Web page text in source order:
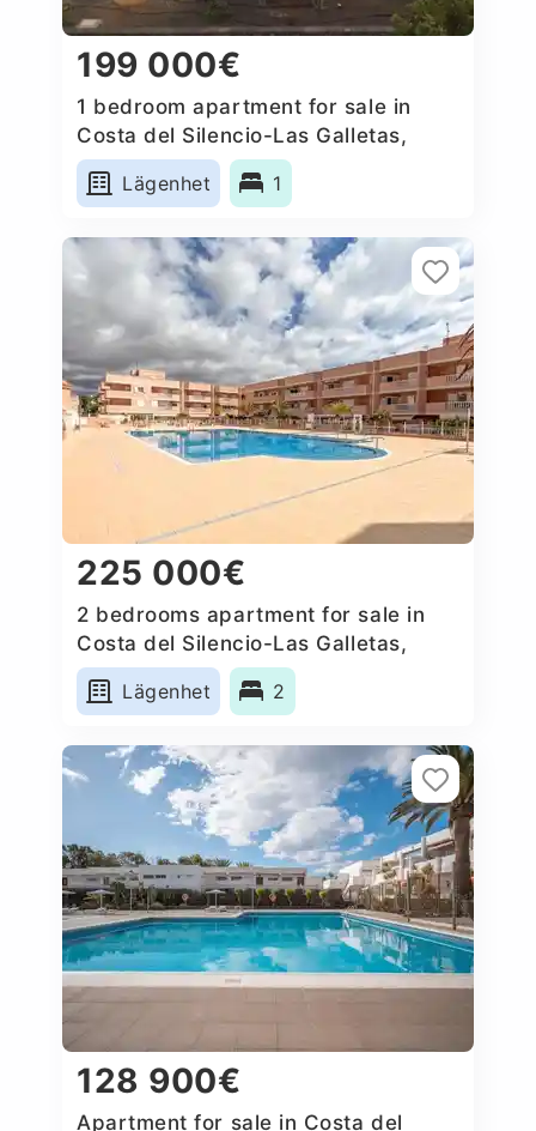
199 000€
1 bedroom apartment for sale in
Costa del Silencio-Las Galletas,
Spain
Lägenhet
1
225 000€
2 bedrooms apartment for sale in
Costa del Silencio-Las Galletas,
Spain
Lägenhet
2
128 900€
Apartment for sale in Costa del